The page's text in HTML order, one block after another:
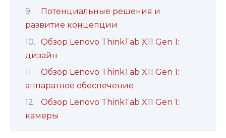
Потенциальные решения и
развитие концепции
Обзор Lenovo ThinkTab X11 Gen 1:
дизайн
Обзор Lenovo ThinkTab X11 Gen 1:
аппаратное обеспечение
Обзор Lenovo ThinkTab X11 Gen 1:
камеры